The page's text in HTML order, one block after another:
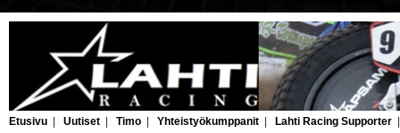
Etusivu Uutiset Timo Yhteistyökumppanit Lahti Racing Supporter